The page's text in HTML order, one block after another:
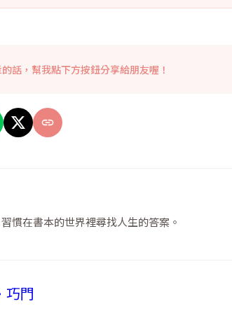
話，幫我點下方按鈕分享給朋友喔！
慣在書本的世界裡尋找人生的答案。
門